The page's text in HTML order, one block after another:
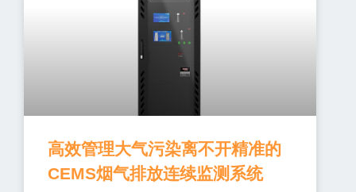
高效管理大气污染离不开精准的
CEMS烟气排放连续监测系统